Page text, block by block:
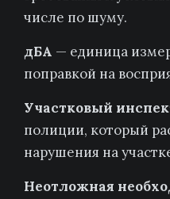
числе по шуму.
дБА — единица
поправкой на
Участковый
полиции, который
нарушения на
Неотложная